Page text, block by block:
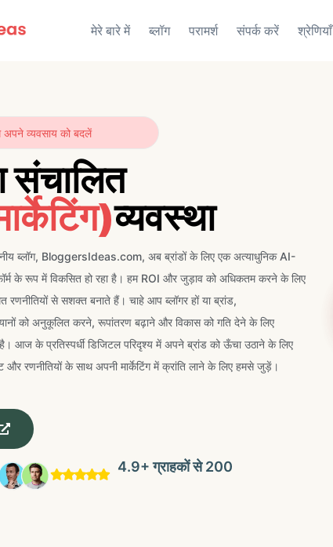
मेरे बारे में ब्लॉग परामर्श संपर्क करें श्रेणियाँ
व्यवसाय को बदलें
संचालित
व्यवस्था
ब्लॉग, BloggersIdeas.com, अब ब्रांडों के लिए एक अत्याधुनिक AI-
के रूप में विकसित हो रहा है। हम ROI और जुड़ाव को अधिकतम करने के लिए
रणनीतियों से सशक्त बनाते हैं। चाहे आप ब्लॉगर हों या ब्रांड,
को अनुकूलित करने, रूपांतरण बढ़ाने और विकास को गति देने के लिए
आज के प्रतिस्पर्धी डिजिटल परिदृश्य में अपने ब्रांड को ऊँचा उठाने के लिए
और रणनीतियों के साथ अपनी मार्केटिंग में क्रांति लाने के लिए हमसे जुड़ें।
4.9+ ग्राहकों से 200